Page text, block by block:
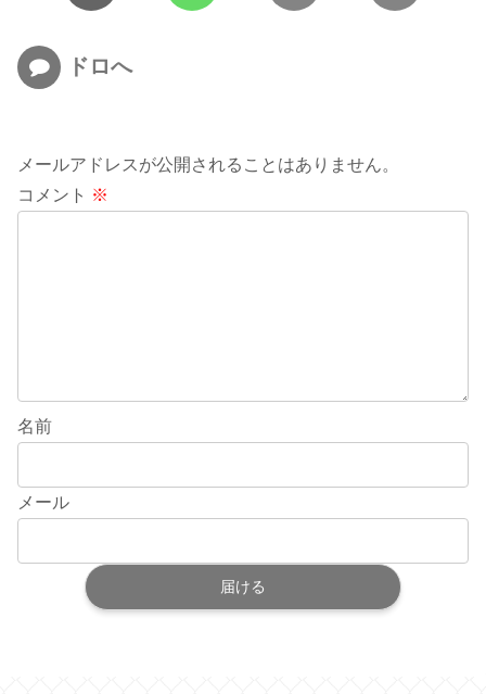
ドロへ
メールアドレスが公開されることはありません。
コメント ※
名前
メール